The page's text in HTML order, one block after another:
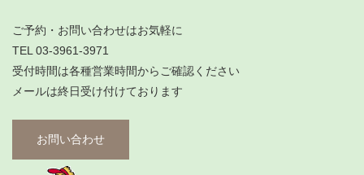
ご予約・お問い合わせはお気軽に
TEL 03-3961-3971
受付時間は各種営業時間からご確認ください
メールは終日受け付けております
お問い合わせ